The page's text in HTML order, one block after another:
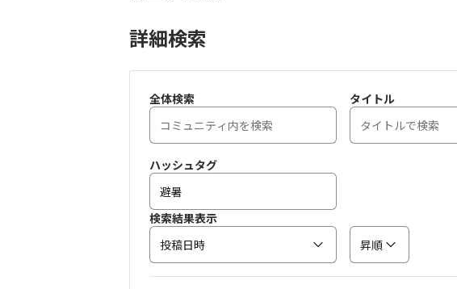
詳細検索
全体検索 タイトル
ハッシュタグ
検索結果表示
投稿日時
昇順